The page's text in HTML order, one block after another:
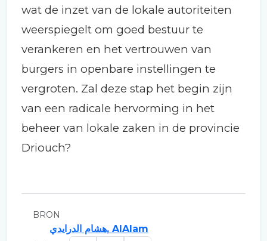
wat de inzet van de lokale autoriteiten
weerspiegelt om goed bestuur te
verankeren en het vertrouwen van
burgers in openbare instellingen te
vergroten. Zal deze stap het begin zijn
van een radicale hervorming in het
beheer van lokale zaken in de provincie
Driouch?
BRON
هشام الدرايدي, AlAlam